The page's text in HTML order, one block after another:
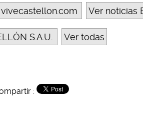
Ver noticias
S.A.U. Ver todas
: